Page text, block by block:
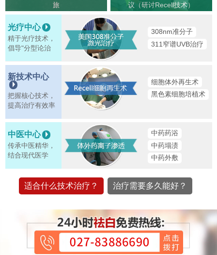
旅
议（研讨Recell技术）
光疗中心
精于光疗技术，
倡导"分型论治
308nm准分子
311窄谱UVB治疗
新技术中心
把握核心技术，
提高治疗有效率
细胞体外再生术
黑色素细胞培植术
中医中心
传承中医精华，
结合现代医学
中药药浴
中药塌渍
中药外敷
适合什么技术治疗？ 治疗需要多久能好？